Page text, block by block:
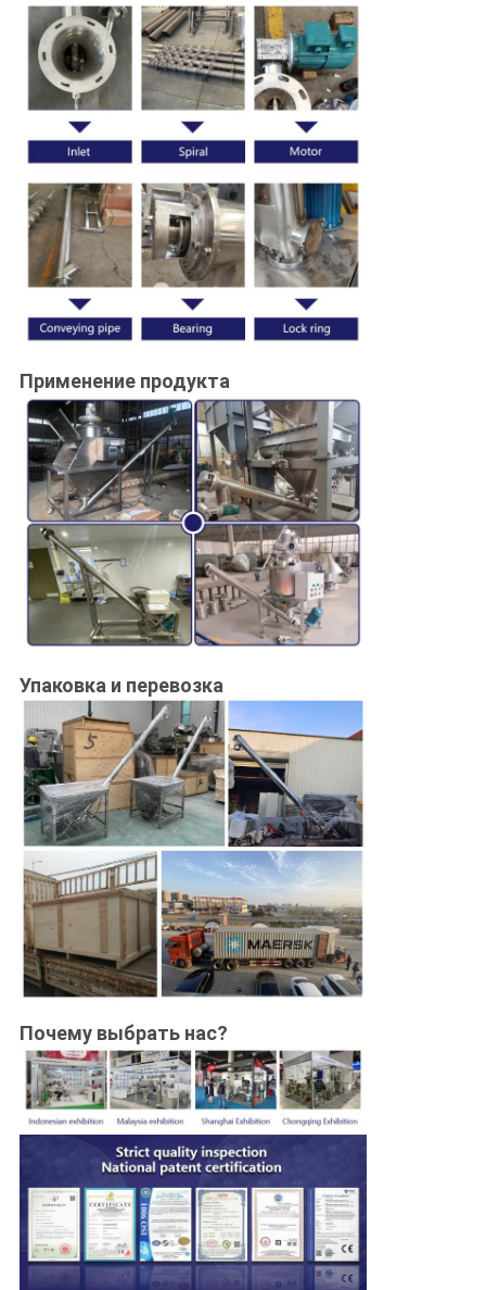
Применение продукта
Упаковка и перевозка
Почему выбрать нас?